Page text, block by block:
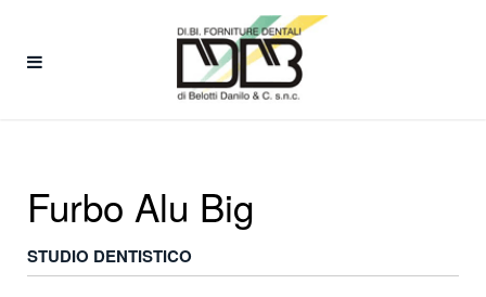
Furbo Alu Big
STUDIO DENTISTICO